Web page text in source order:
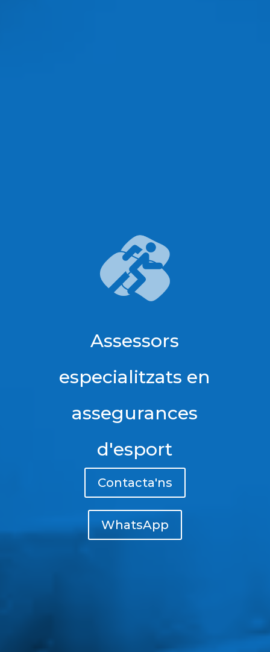
Assessors
especialitzats en
assegurances
d'esport
Contacta'ns
WhatsApp